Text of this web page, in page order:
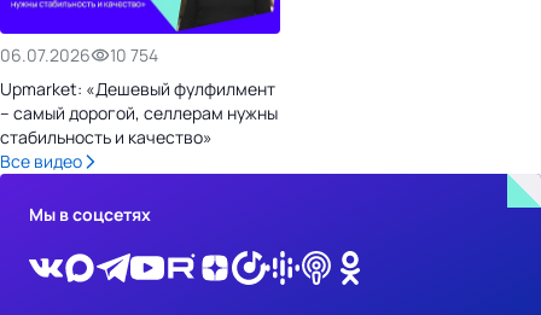
06.07.2026
10 754
Upmarket: «Дешевый фулфилмент
– самый дорогой, селлерам нужны
стабильность и качество»
Все видео
Мы в соцсетях